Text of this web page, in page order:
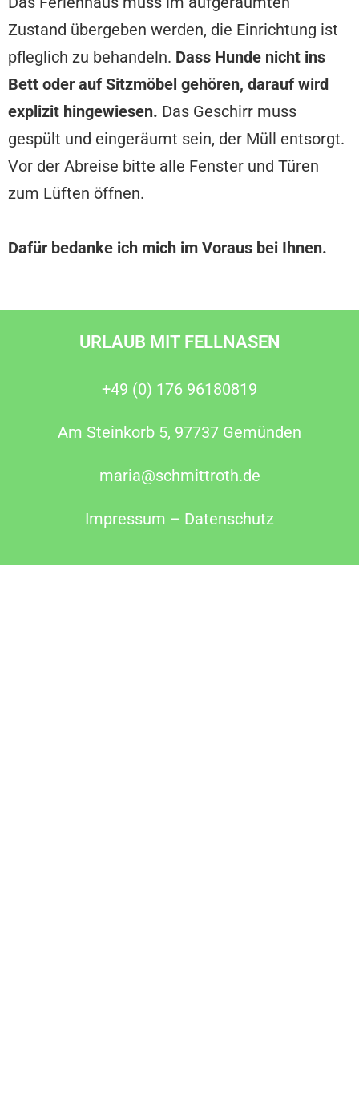
Zustand übergeben werden, die Einrichtung ist
pfleglich zu behandeln. Dass Hunde nicht ins
Bett oder auf Sitzmöbel gehören, darauf wird
explizit hingewiesen. Das Geschirr muss
gespült und eingeräumt sein, der Müll entsorgt.
Vor der Abreise bitte alle Fenster und Türen
zum Lüften öffnen.
Dafür bedanke ich mich im Voraus bei Ihnen.
URLAUB MIT FELLNASEN
+49 (0) 176 96180819
Am Steinkorb 5, 97737 Gemünden
maria@schmittroth.de
Impressum – Datenschutz